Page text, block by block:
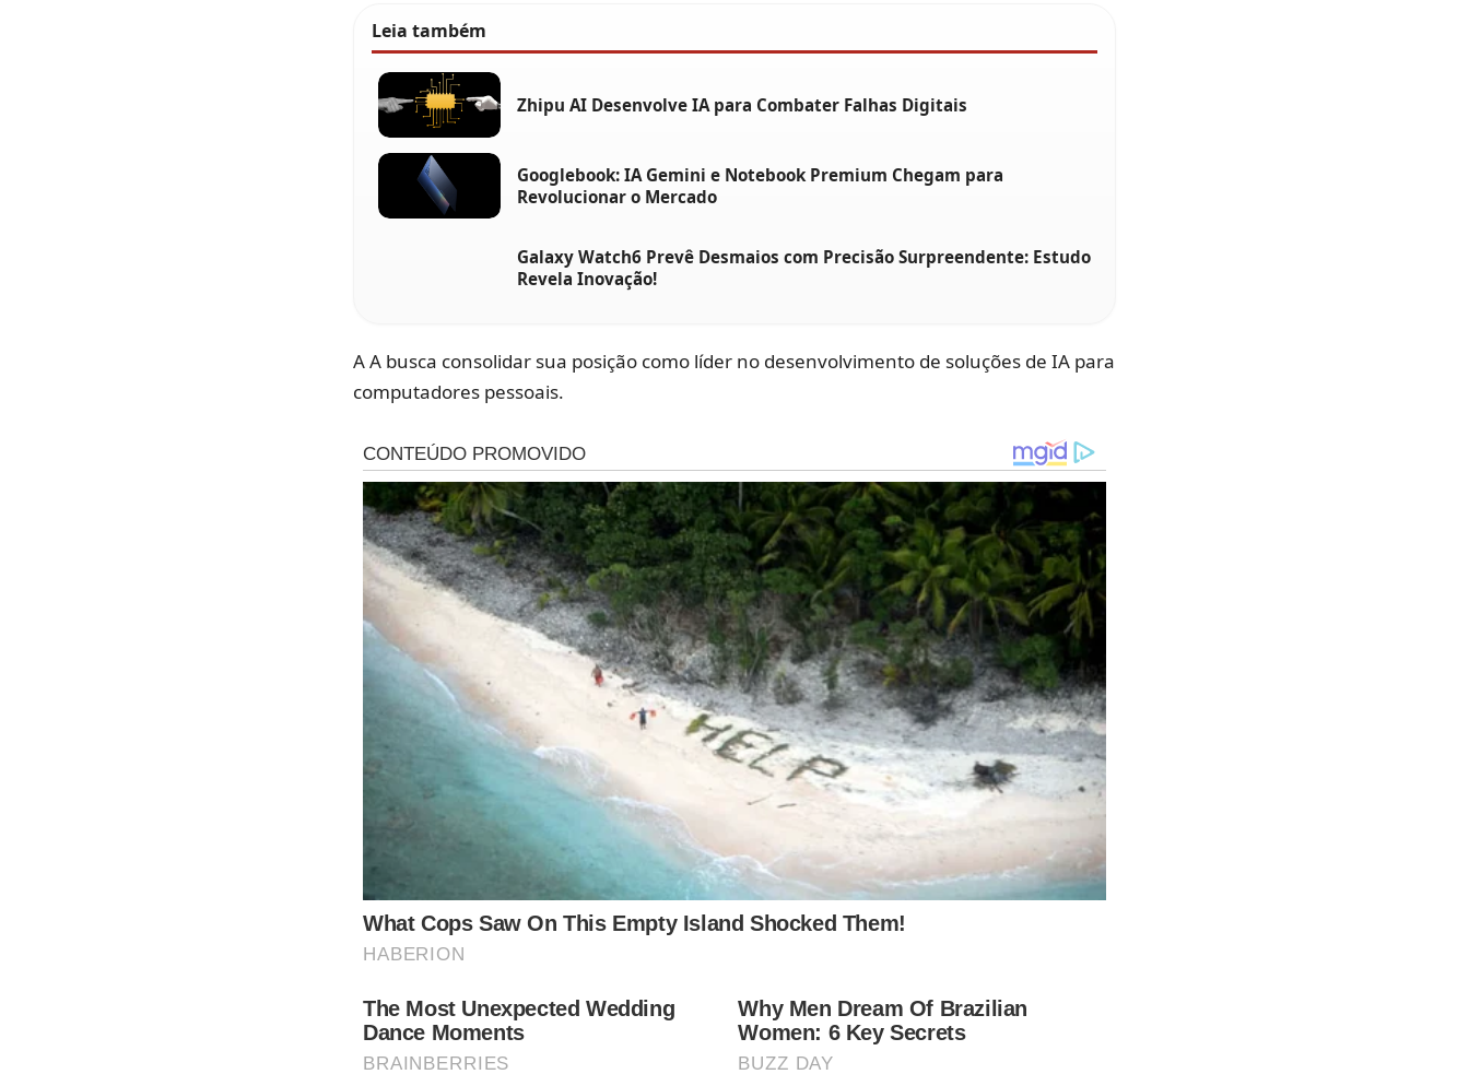
Leia também
Zhipu AI Desenvolve IA para Combater Falhas Digitais
Googlebook: IA Gemini e Notebook Premium Chegam para
Revolucionar o Mercado
Galaxy Watch6 Prevê Desmaios com Precisão Surpreendente: Estudo
Revela Inovação!
A A busca consolidar sua posição como líder no desenvolvimento de soluções de IA para
computadores pessoais.